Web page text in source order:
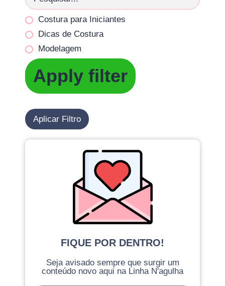
Costura para Iniciantes
Dicas de Costura
Modelagem
Apply filter
Aplicar Filtro
FIQUE POR DENTRO!
Seja avisado sempre que surgir um
conteúdo novo aqui na Linha N'agulha